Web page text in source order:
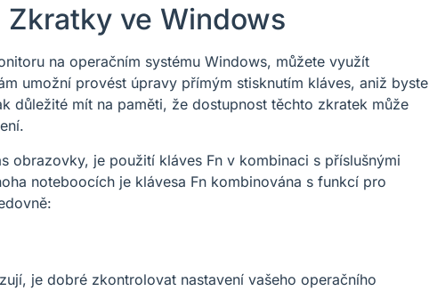
ve Windows
na operačním systému Windows, můžete využít
umožní provést úpravy přímým stisknutím kláves, aniž byste
důležité mít na paměti, že dostupnost těchto zkratek může
obrazovky, je použití kláves Fn v kombinaci s příslušnými
noteboocích je klávesa Fn kombinována s funkcí pro
je dobré zkontrolovat nastavení vašeho operačního